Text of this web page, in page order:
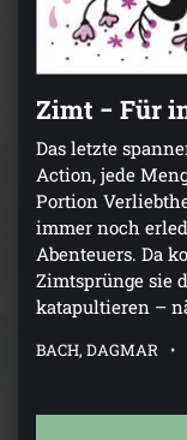
Zimt − Für
Das letzte
Action, jede
Portion
immer noch
Abenteuers. Da
Zimtsprünge sie
katapultieren –
BACH, DAGMAR